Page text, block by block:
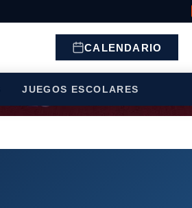
CALENDARIO
JUEGOS ESCOLARES